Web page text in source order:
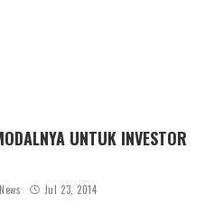
UNTUK INVESTOR
News Jul 23, 2014